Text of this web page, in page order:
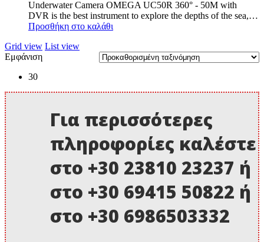
was:
1.250,00 €.
τιμή
είναι:
1.150,00 €.
Underwater Camera OMEGA UC50R 360° - 50M with
DVR is the best instrument to explore the depths of the sea,…
Προσθήκη στο καλάθι
Grid view List view
Εμφάνιση
30
Για περισσότερες
πληροφορίες καλέστε
στο +30 23810 23237 ή
στο +30 69415 50822 ή
στο +30 6986503332